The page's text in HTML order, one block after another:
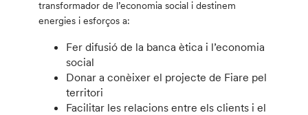
transformador de l’economia social i destinem
energies i esforços a:
Fer difusió de la banca ètica i l’economia
social
Donar a conèixer el projecte de Fiare pel
territori
Facilitar les relacions entre els clients i el